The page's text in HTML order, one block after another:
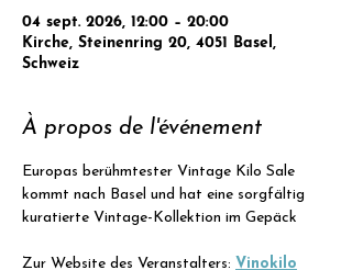
04 sept. 2026, 12:00 – 20:00
Kirche, Steinenring 20, 4051 Basel,
Schweiz
À propos de l'événement
Europas berühmtester Vintage Kilo Sale
kommt nach Basel und hat eine sorgfältig
kuratierte Vintage-Kollektion im Gepäck
Zur Website des Veranstalters: Vinokilo